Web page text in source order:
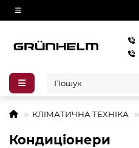
КЛІМАТИЧНА ТЕХНІКА
Кондиціонери